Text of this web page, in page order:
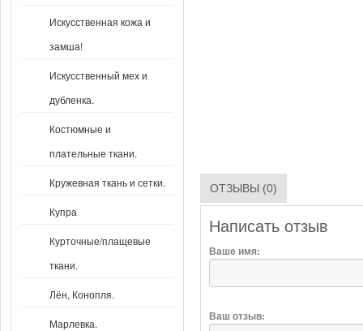
Искусственная кожа и
замша!
Искусственный мех и
дубленка.
Костюмные и
плательные ткани.
Кружевная ткань и сетки.
Купра
Курточные/плащевые
ткани.
Лён, Конопля.
Марлевка.
ОТЗЫВЫ (0)
Написать отзыв
Ваше имя:
Ваш отзыв: